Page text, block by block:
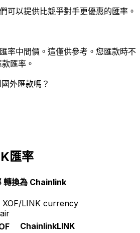
可以提供比競爭對手更優惠的匯率。
率中間價。這僅供參考。您匯款時不
匯率。
外匯款嗎？
匯率
轉換為 Chainlink
LINK currency
ChainlinkLINK